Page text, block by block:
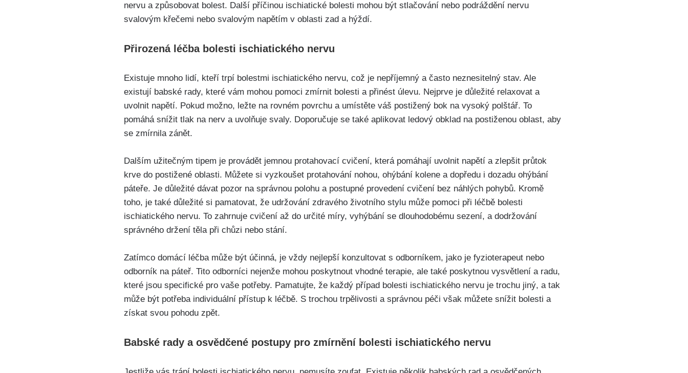
nervu a způsobovat bolest. ‌Další⁢ příčinou ischiatické bolesti mohou být stlačování nebo podráždění nervu
svalovým křečemi⁣ nebo svalovým napětím v‍ oblasti zad a‍ hýždí.
Přirozená léčba bolesti ischiatického nervu
Existuje⁤ mnoho lidí, kteří ⁢trpí bolestmi ischiatického nervu, což je nepříjemný ​a často neznesitelný stav. Ale
existují⁢ babské rady, které vám mohou pomoci zmírnit ⁢bolesti a⁢ přinést⁢ úlevu. Nejprve je ‍důležité relaxovat ‍a
uvolnit napětí. Pokud možno, ležte na‍ rovném⁤ povrchu a umístěte váš postižený bok na vysoký ⁣polštář. To
pomáhá snížit ⁣tlak na⁢ nerv a uvolňuje‌ svaly. Doporučuje se také aplikovat ledový obklad na postiženou oblast, aby
se zmírnila zánět.
Dalším ​užitečným tipem je provádět jemnou‌ protahovací ​cvičení, ⁣která pomáhají uvolnit napětí a zlepšit průtok
krve do postižené oblasti.⁢ Můžete si⁢ vyzkoušet protahování ​nohou, ohýbání​ kolene a dopředu i dozadu ohýbání⁢
páteře. ​Je důležité ‍dávat pozor na správnou polohu a postupné provedení cvičení bez náhlých pohybů. Kromě
toho, je‌ také⁣ důležité si⁣ pamatovat,‍ že udržování ‌zdravého životního‍ stylu ⁢může pomoci při léčbě ⁣bolesti
ischiatického nervu. To zahrnuje cvičení až do určité​ míry, vyhýbání se dlouhodobému sezení, ⁤a dodržování
⁢správného držení těla při‍ chůzi nebo stání.
Zatímco domácí léčba může být ⁣účinná, je vždy nejlepší konzultovat s odborníkem, ​jako je ‍fyzioterapeut⁤ nebo‌
odborník na‍ páteř.​ Tito odborníci​ nejenže mohou poskytnout vhodné terapie, ale také poskytnou vysvětlení a radu,
které jsou specifické pro vaše potřeby. Pamatujte, že každý případ bolesti ischiatického nervu‌ je trochu jiný, a tak
může být potřeba individuální přístup k léčbě. S ‍trochou trpělivosti ⁣a správnou péči však ⁢můžete snížit‍ bolesti a ​
získat svou pohodu⁢ zpět.
Babské rady a osvědčené postupy⁣ pro zmírnění bolesti⁤ ischiatického ⁣nervu